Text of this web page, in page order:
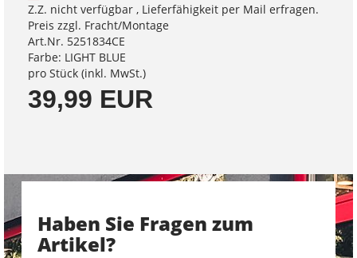
Z.Z. nicht verfügbar , Lieferfähigkeit per Mail erfragen.
Preis zzgl. Fracht/Montage
Art.Nr. 5251834CE
Farbe: LIGHT BLUE
pro Stück (inkl. MwSt.)
39,99 EUR
Haben Sie Fragen zum
Artikel?